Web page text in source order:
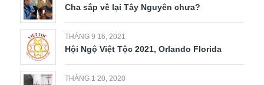
Cha sắp về lại Tây Nguyên chưa?
THÁNG 9 16, 2021
Hội Ngộ Việt Tộc 2021, Orlando Florida
THÁNG 1 20, 2020